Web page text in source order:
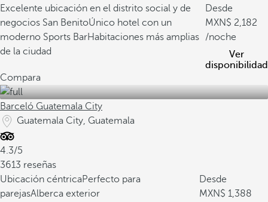
Excelente ubicación en el distrito social y de
negocios San BenitoÚnico hotel con un
moderno Sports BarHabitaciones más amplias
de la ciudad
Desde
2,182
/noche
Ver
disponibilidad
Compara
Barceló Guatemala City
Guatemala City, Guatemala
4.3/5
3613 reseñas
Ubicación céntricaPerfecto para
parejasAlberca exterior
Desde
1,388